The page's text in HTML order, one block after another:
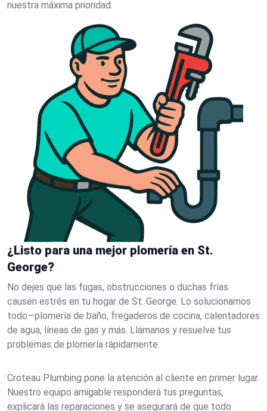
nuestra máxima prioridad.
¿Listo para una mejor plomería en St.
George?
No dejes que las fugas, obstrucciones o duchas frías
causen estrés en tu hogar de St. George. Lo solucionamos
todo—plomería de baño, fregaderos de cocina, calentadores
de agua, líneas de gas y más. Llámanos y resuelve tus
problemas de plomería rápidamente.
Croteau Plumbing pone la atención al cliente en primer lugar.
Nuestro equipo amigable responderá tus preguntas,
explicará las reparaciones y se asegurará de que todo